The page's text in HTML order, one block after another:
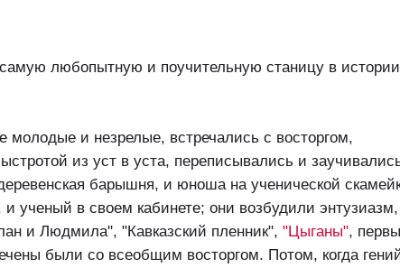
любопытную и поучительную станицу в истории
молодые и незрелые, встречались с восторгом,
из уст в уста, переписывались и
барышня, и юноша на ученической
ученый в своем кабинете; они возбудили энтузиазм,
и Людмила", "Кавказский пленник", "Цыганы",
были со всеобщим восторгом. Потом, когда